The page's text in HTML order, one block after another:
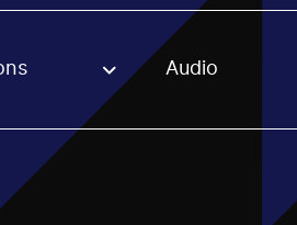
an option. Audio